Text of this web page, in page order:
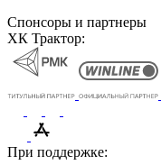
Спонсоры и партнеры
ХК Трактор:
При поддержке: